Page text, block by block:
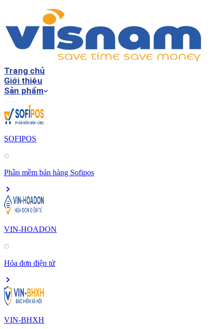
Trang chủ
Giới thiệu
Sản phẩm
SOFIPOS
Phần mềm bán hàng Sofipos
VIN-HOADON
Hóa đơn điện tử
VIN-BHXH